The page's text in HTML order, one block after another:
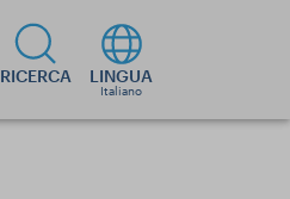
RICERCA LINGUA
Italiano